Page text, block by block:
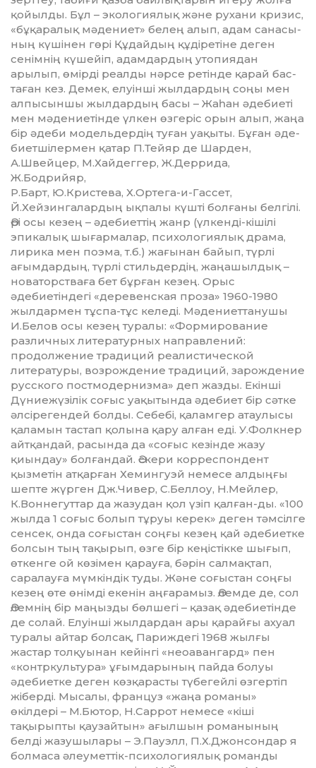
қойылды. Бұл – экологиялық және рухани кризис,
«бұқаралық мә­дениет» белең алып, адам санасы­
ның күшінен гөрі Құдайдың құдіретіне деген
сенімнің күшейіп, адамдардың утопиядан
арылып, өмірді реалды нәрсе ретінде қарай бас­
таған кез. Демек, елуінші жыл­дардың соңы мен
алпысыншы жыл­дардың басы – Жаһан әдебиеті
мен мәдениетінде үлкен өзгеріс орын алып, жаңа
бір әдеби модель­дердің туған уақыты. Бұған әде­
биетшілермен қатар П.Тейяр де Шарден,
А.Швейцер, М.Хайдеггер, Ж.Деррида,
Ж.Бодрийяр,
Р.Барт, Ю.Кристева, Х.Ортега-и-Гас­сет,
Й.Хейзингалардың ықпалы күшті болғаны белгілі.
Әрі осы ке­зең – әдебиеттің жанр (үлкенді-кішілі
эпикалық шығармалар, пси­хологиялық драма,
лирика мен поэма, т.б.) жағынан байып, түрлі
ағымдардың, түрлі стильдердің, жаңашылдық –
новаторстваға бет бұрған кезең. Орыс
әдебиетіндегі «де­ревенская проза» 1960-1980
жыл­дармен тұспа-тұс келеді. Мәде­ниет­танушы
И.Белов осы кезең туралы: «Формирование
различных литературных направлений:
продолжение традиций реалистической
литературы, возрождение традиций, зарождение
русского постмодернизма» деп жазды. Екін­ші
Дүниежүзілік соғыс уақытында әдебиет бір сәтке
әлсірегендей болды. Себебі, қаламгер атаулысы
қаламын тастап қолына қару алған еді. У.Фолкнер
айтқандай, расында да «соғыс кезінде жазу
қиындау» болғандай. Әскери корреспондент
қызметін атқарған Хемингуэй немесе алдыңғы
шепте жүрген Дж.Чивер, С.Беллоу, Н.Мейлер,
К.Вон­негуттар да жазудан қол үзіп қалған-ды. «100
жылда 1 соғыс бо­лып тұруы керек» деген тәмсілге
сенсек, онда соғыстан соңғы кезең қай әдебиетке
болсын тың тақы­рып, өзге бір кеңістікке шығып,
өткенге ой көзімен қарауға, бәрін салмақтап,
саралауға мүмкіндік туды. Және соғыстан соңғы
кезең өте өнімді екенін аңғарамыз. Әлем­де де, сол
Әлемнің бір маңызды бөл­шегі – қазақ әдебиетінде
де солай. Елуінші жылдардан ары қа­райғы ахуал
туралы айтар бол­сақ, Париждегі 1968 жылғы
жастар толқуынан кейінгі «неоавангард» пен
«контркультура» ұғымдарының пайда болуы
әдебиетке деген көз­қарасты түбегейлі өзгертіп
жіберді. Мысалы, француз «жаңа романы»
өкілдері – М.Бютор, Н.Саррот не­месе «кіші
тақырыпты қаузай­тын» ағылшын романының
белді жазушылары – Э.Пауэлл, П.Х.­Джон­сон­дар я
болмаса әлеумет­тік-пси­хологиялық романды